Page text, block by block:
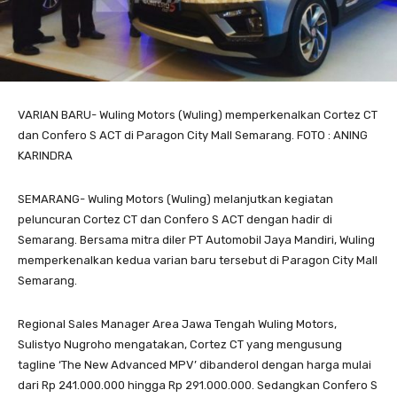
VARIAN BARU- Wuling Motors (Wuling) memperkenalkan Cortez CT
dan Confero S ACT di Paragon City Mall Semarang. FOTO : ANING
KARINDRA
SEMARANG- Wuling Motors (Wuling) melanjutkan kegiatan
peluncuran Cortez CT dan Confero S ACT dengan hadir di
Semarang. Bersama mitra diler PT Automobil Jaya Mandiri, Wuling
memperkenalkan kedua varian baru tersebut di Paragon City Mall
Semarang.
Regional Sales Manager Area Jawa Tengah Wuling Motors,
Sulistyo Nugroho mengatakan, Cortez CT yang mengusung
tagline ‘The New Advanced MPV’ dibanderol dengan harga mulai
dari Rp 241.000.000 hingga Rp 291.000.000. Sedangkan Confero S